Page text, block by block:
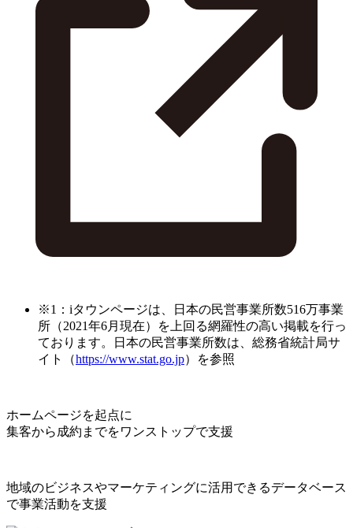
※1：iタウンページは、日本の民営事業所数516万事業
所（2021年6月現在）を上回る網羅性の高い掲載を行っ
ております。日本の民営事業所数は、総務省統計局サ
イト（https://www.stat.go.jp）を参照
ホームページを起点に
集客から成約までをワンストップで支援
地域のビジネスやマーケティングに活用できるデータベース
で事業活動を支援